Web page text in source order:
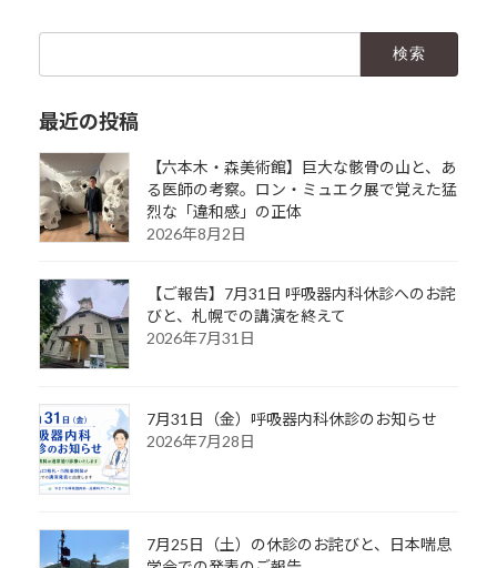
最近の投稿
【六本木・森美術館】巨大な骸骨の山と、あ
る医師の考察。ロン・ミュエク展で覚えた猛
烈な「違和感」の正体
2026年8月2日
【ご報告】7月31日 呼吸器内科休診へのお詫
びと、札幌での講演を終えて
2026年7月31日
7月31日（金）呼吸器内科休診のお知らせ
2026年7月28日
7月25日（土）の休診のお詫びと、日本喘息